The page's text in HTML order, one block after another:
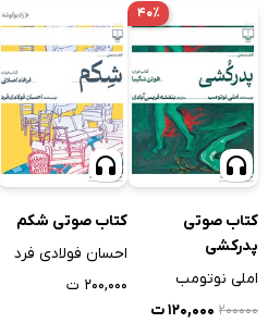
۴۰٪
کتاب صوتی
پدرکشی
املی نوتومب
۲۰۰۰۰۰ ۱۲۰,۰۰۰ ت
کتاب صوتی شکم
احسان فولادی فرد
۲۰۰,۰۰۰ ت